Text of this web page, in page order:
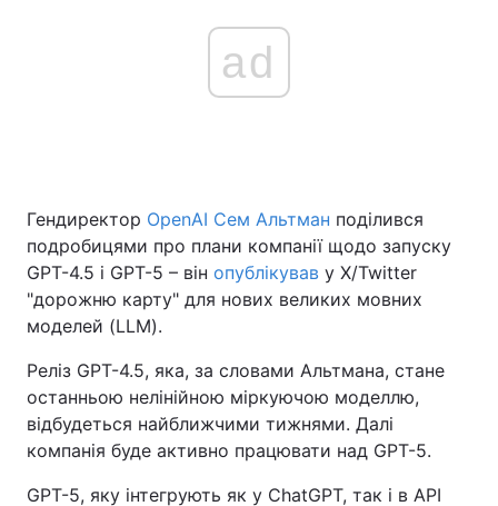
Головна Війна
Україна Політика
Економіка
Спорт Наука
Техно і зв'язок Лайт
ad
Гендиректор OpenAI Сем Альтман поділився
подробицями про плани компанії щодо запуску
GPT-4.5 і GPT-5 – він опублікував у X/Twitter
"дорожню карту" для нових великих мовних
моделей (LLM).
Реліз GPT-4.5, яка, за словами Альтмана, стане
останньою нелінійною міркуючою моделлю,
відбудеться найближчими тижнями. Далі
компанія буде активно працювати над GPT-5.
GPT-5, яку інтегрують як у ChatGPT, так і в API